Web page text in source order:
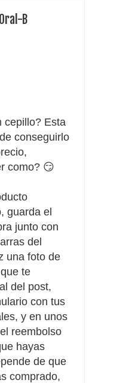
MP y gana tu billete dorado
B
cepillo? Esta
conseguirlo
como? 😏
guarda el
junto con
del
una foto de
te
del post,
con tus
y en unos
reembolso
hayas
de que
comprado,